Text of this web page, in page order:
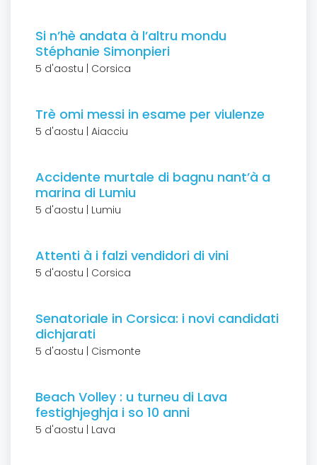
Si n’hè andata à l’altru mondu
Stéphanie Simonpieri
5 d'aostu | Corsica
Trè omi messi in esame per viulenze
5 d'aostu | Aiacciu
Accidente murtale di bagnu nant’à a
marina di Lumiu
5 d'aostu | Lumiu
Attenti à i falzi vendidori di vini
5 d'aostu | Corsica
Senatoriale in Corsica: i novi candidati
dichjarati
5 d'aostu | Cismonte
Beach Volley : u turneu di Lava
festighjeghja i so 10 anni
5 d'aostu | Lava